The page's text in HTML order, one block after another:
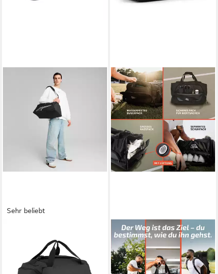
Sehr beliebt
Sporttasche FUNDAMENTAL
SMALL SPORTS BAG,
Sporttasche, mit mehreren
LODA SPORTS
Sporttasche compact 48L -
Trainingstasche mit
Rucksackfunktion &